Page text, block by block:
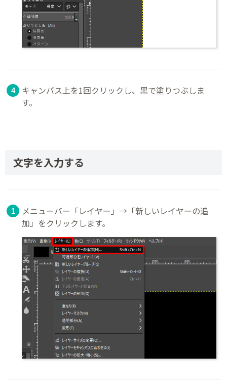
キャンバス上を1回クリックし、黒で塗りつぶしま
す。
文字を入力する
メニューバー「レイヤー」→「新しいレイヤーの追
加」をクリックします。